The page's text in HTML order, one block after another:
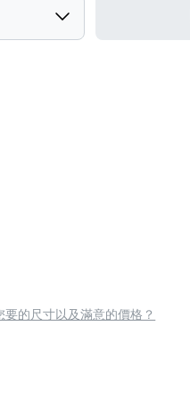
要的尺寸以及滿意的價格？